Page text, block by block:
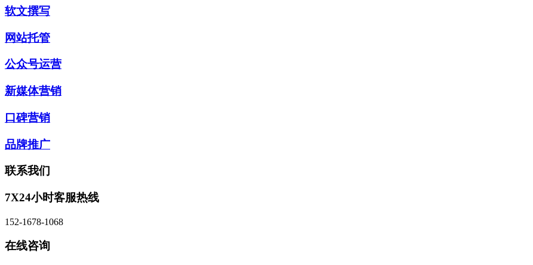
软文撰写
网站托管
公众号运营
新媒体营销
口碑营销
品牌推广
联系我们
7X24小时客服热线
152-1678-1068
在线咨询